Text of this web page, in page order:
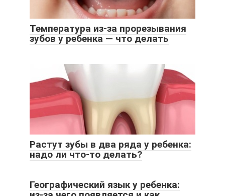
Температура из-за прорезывания
зубов у ребенка — что делать
Растут зубы в два ряда у ребенка:
надо ли что-то делать?
Географический язык у ребенка: